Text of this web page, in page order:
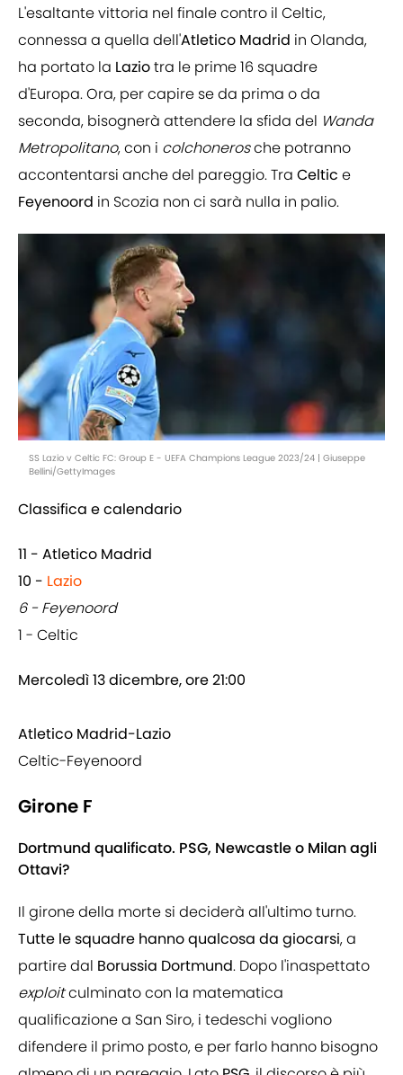
L'esaltante vittoria nel finale contro il Celtic,
connessa a quella dell'Atletico Madrid in Olanda,
ha portato la Laziotra le prime 16 squadre
d'Europa. Ora, per capire se da prima o da
seconda, bisognerà attendere la sfida del Wanda
Metropolitano, con i colchonerosche potranno
accontentarsi anche del pareggio. Tra Celtic e
Feyenoord in Scozia non ci sarà nulla in palio.
SS Lazio v Celtic FC: Group E - UEFA Champions League 2023/24 | Giuseppe
Bellini/GettyImages
Classifica e calendario
11 - Atletico Madrid
10 - Lazio
6 - Feyenoord
1 - Celtic
Mercoledì 13 dicembre, ore 21:00
Atletico Madrid-Lazio
Celtic-Feyenoord
Girone F
Dortmund qualificato. PSG, Newcastle o Milan agli
Ottavi?
Il girone della morte si deciderà all'ultimo turno.
Tutte le squadre hanno qualcosa da giocarsi, a
partire dal Borussia Dortmund. Dopo l'inaspettato
exploitculminato con la matematica
qualificazione a San Siro, i tedeschi vogliono
difendere il primo posto, e per farlo hanno bisogno